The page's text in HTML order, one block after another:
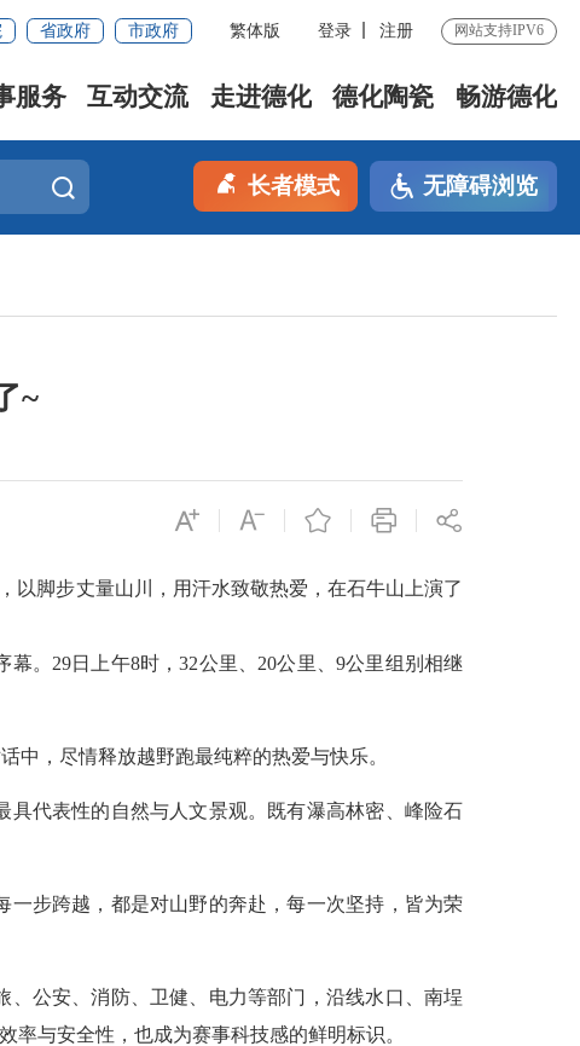
省政府 市政府 繁体版 登录 注册 网站支持IPV6
服务 互动交流 走进德化 德化陶瓷 畅游德化
长者模式 无障碍浏览
~
以脚步丈量山川，用汗水致敬热爱，在石牛山上演了
。29日上午8时，32公里、20公里、9公里组别相继
，尽情释放越野跑最纯粹的热爱与快乐。
代表性的自然与人文景观。既有瀑高林密、峰险石
步跨越，都是对山野的奔赴，每一次坚持，皆为荣
公安、消防、卫健、电力等部门，沿线水口、南埕
与安全性，也成为赛事科技感的鲜明标识。